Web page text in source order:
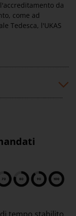
da
come ad
Tedesca, l'UKAS